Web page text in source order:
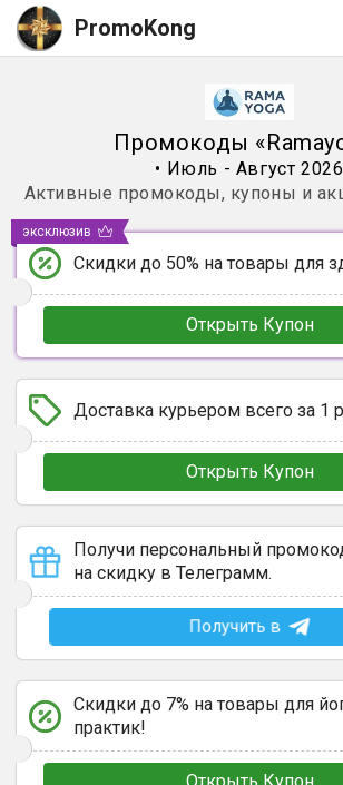
PromoKong
Промокоды «
• Июль - Август 2026
Активные промокоды, купоны и
Скидки до 50% на товары для
Открыть Купон
эксклюзив
Доставка курьером всего за 1
Открыть Купон
Получи персональный
на скидку в Телеграмм.
Получить в
Скидки до 7% на товары для
практик!